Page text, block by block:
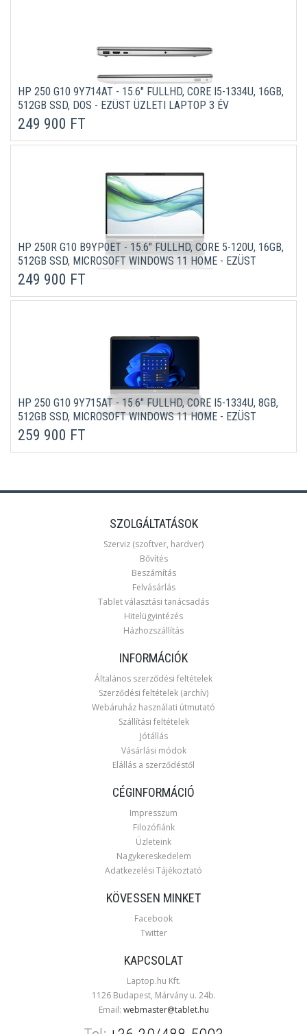
HP 250 G10 9Y714AT - 15.6" FULLHD, CORE I5-1334U, 16GB,
512GB SSD, DOS - EZÜST ÜZLETI LAPTOP 3 ÉV
GARANCIÁVAL
249 900 FT
HP 250R G10 B9YP0ET - 15.6" FULLHD, CORE 5-120U, 16GB,
512GB SSD, MICROSOFT WINDOWS 11 HOME - EZÜST
ÜZLETI LAPTOP 3 ÉV GARANCIÁVAL
249 900 FT
HP 250 G10 9Y715AT - 15.6" FULLHD, CORE I5-1334U, 8GB,
512GB SSD, MICROSOFT WINDOWS 11 HOME - EZÜST
ÜZLETI LAPTOP 3 ÉV GARANCIÁVAL
259 900 FT
SZOLGÁLTATÁSOK
Szerviz (szoftver, hardver)
Bővítés
Beszámítás
Felvásárlás
Tablet választási tanácsadás
Hitelügyintézés
Házhozszállítás
INFORMÁCIÓK
Általános szerződési feltételek
Szerződési feltételek (archív)
Webáruház használati útmutató
Szállítási feltételek
Jótállás
Vásárlási módok
Elállás a szerződéstől
CÉGINFORMÁCIÓ
Impresszum
Filozófiánk
Üzleteink
Nagykereskedelem
Adatkezelési Tájékoztató
KÖVESSEN MINKET
Facebook
Twitter
KAPCSOLAT
Laptop.hu Kft.
1126 Budapest, Márvány u. 24b.
Email: webmaster@tablet.hu